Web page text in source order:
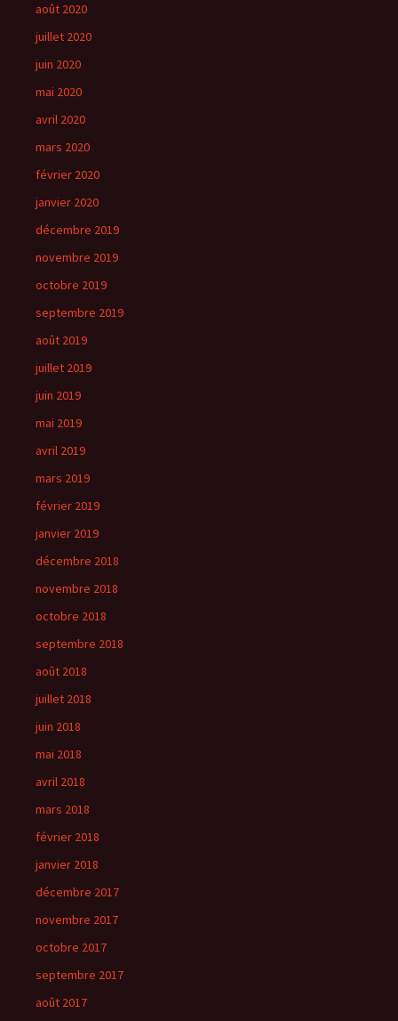
août 2020
juillet 2020
juin 2020
mai 2020
avril 2020
mars 2020
février 2020
janvier 2020
décembre 2019
novembre 2019
octobre 2019
septembre 2019
août 2019
juillet 2019
juin 2019
mai 2019
avril 2019
mars 2019
février 2019
janvier 2019
décembre 2018
novembre 2018
octobre 2018
septembre 2018
août 2018
juillet 2018
juin 2018
mai 2018
avril 2018
mars 2018
février 2018
janvier 2018
décembre 2017
novembre 2017
octobre 2017
septembre 2017
août 2017